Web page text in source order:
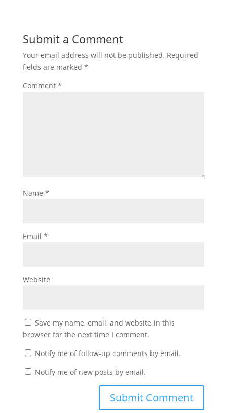
Submit a Comment
Your email address will not be published. Required
fields are marked *
Comment *
Name *
Email *
Website
Save my name, email, and website in this
browser for the next time I comment.
Notify me of follow-up comments by email.
Notify me of new posts by email.